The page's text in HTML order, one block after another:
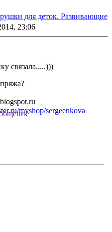
для деток. Развивающие
23:06
связала.....)))
myshop/sergeenkova